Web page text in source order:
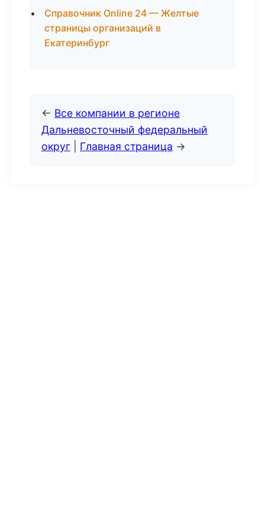
Справочник Online 24 — Желтые
страницы организаций в
Екатеринбург
← Все компании в регионе
Дальневосточный федеральный
округ
Главная страница →